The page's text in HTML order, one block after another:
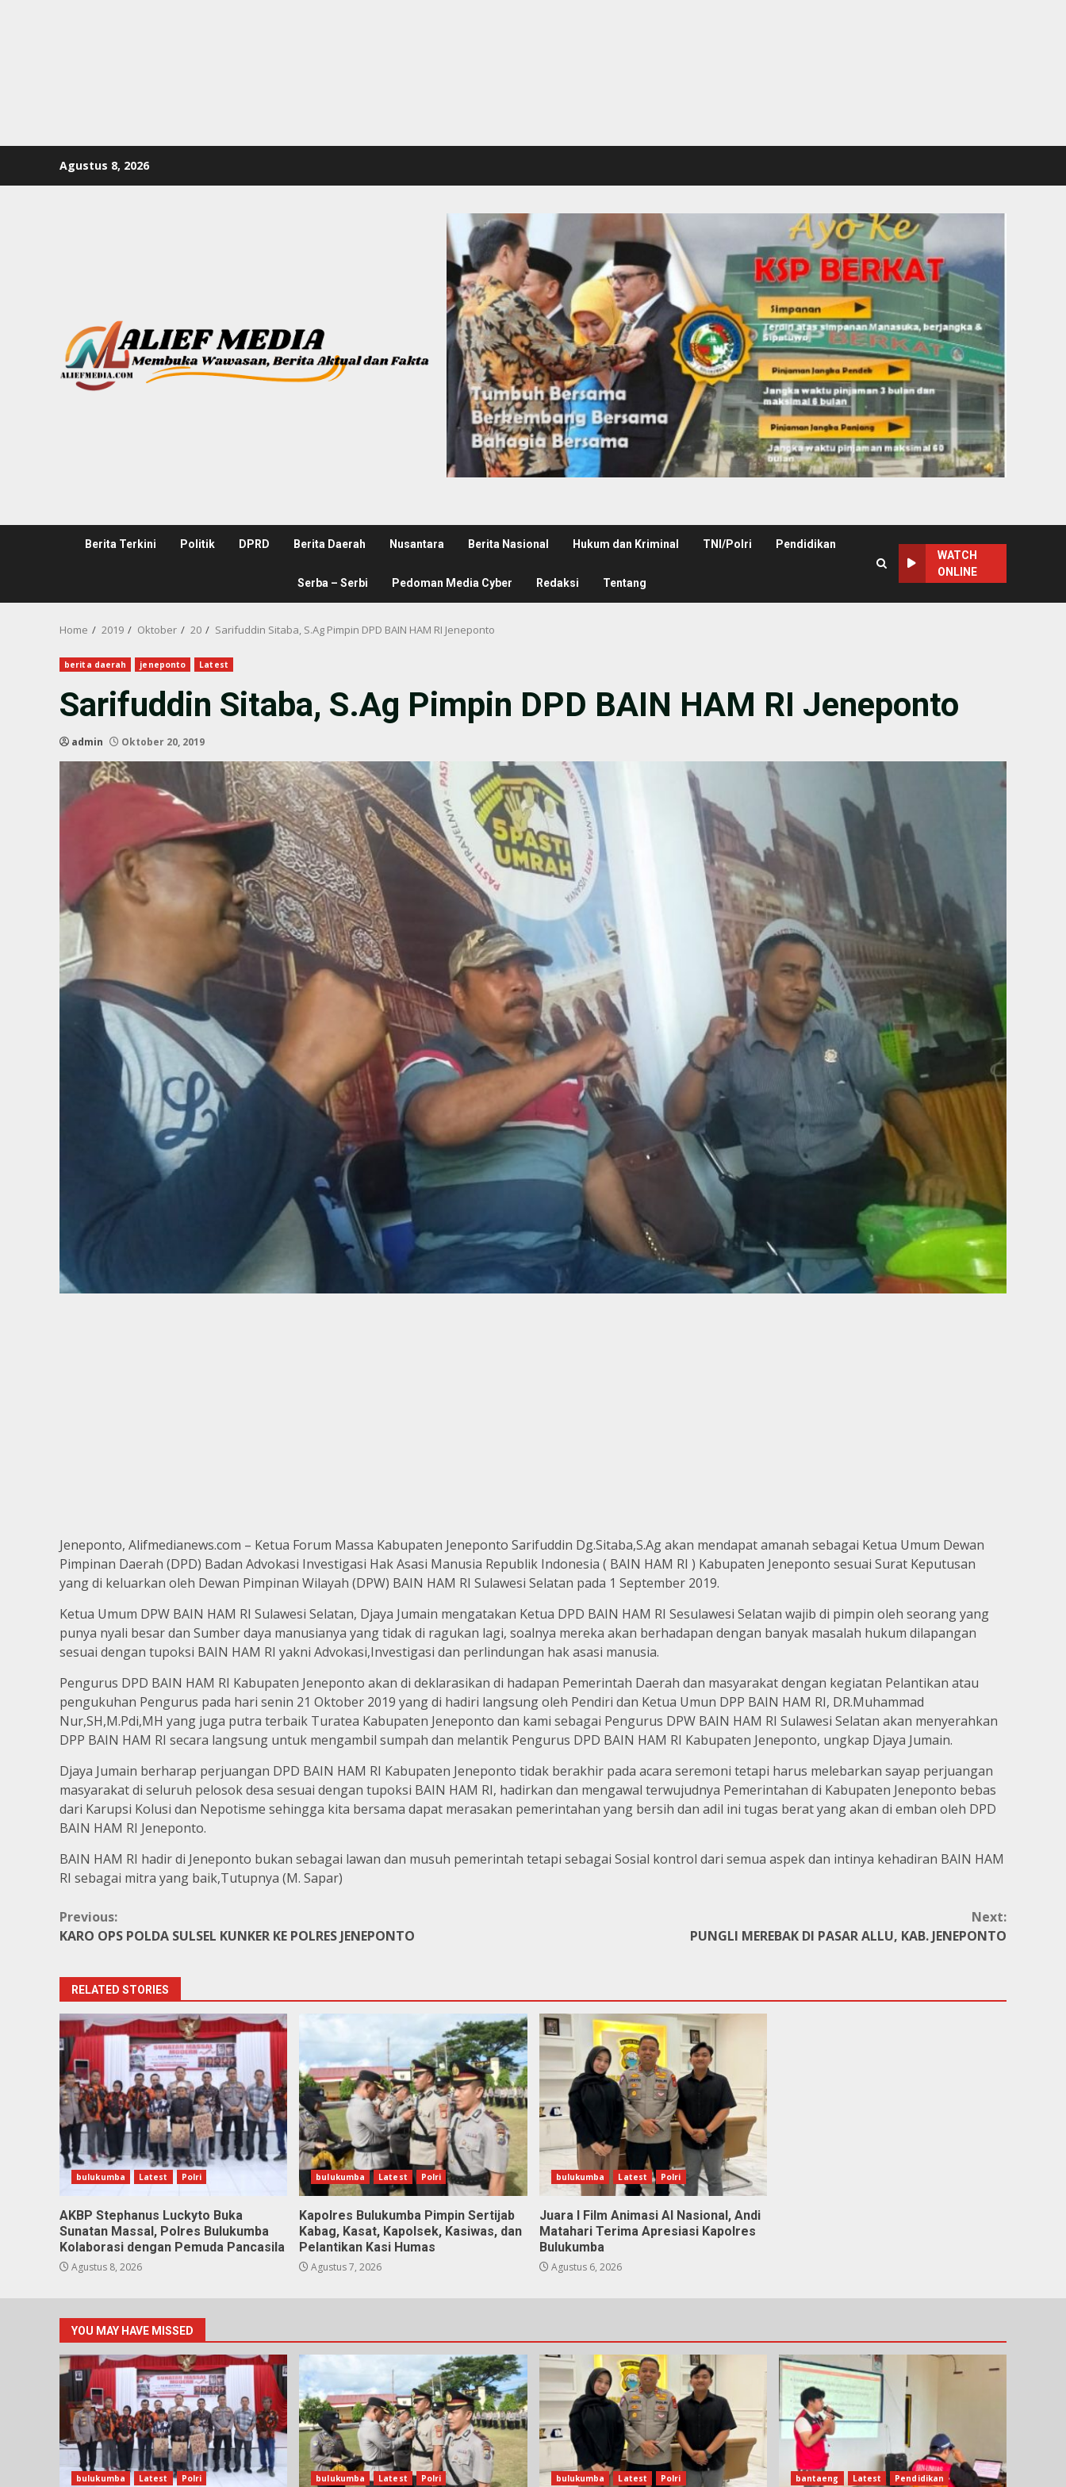
Agustus 8, 2026
Berita Terkini Politik DPRD Berita Daerah Nusantara Berita Nasional Hukum dan Kriminal TNI/Polri Pendidikan
Serba – Serbi Pedoman Media Cyber Redaksi Tentang
WATCH
ONLINE
Home 2019 Oktober 20 Sarifuddin Sitaba, S.Ag Pimpin DPD BAIN HAM RI Jeneponto
berita daerah jeneponto Latest
Sarifuddin Sitaba, S.Ag Pimpin DPD BAIN HAM RI Jeneponto
admin Oktober 20, 2019
Jeneponto, Alifmedianews.com – Ketua Forum Massa Kabupaten Jeneponto Sarifuddin Dg.Sitaba,S.Ag akan mendapat amanah sebagai Ketua Umum Dewan
Pimpinan Daerah (DPD) Badan Advokasi Investigasi Hak Asasi Manusia Republik Indonesia ( BAIN HAM RI ) Kabupaten Jeneponto sesuai Surat Keputusan
yang di keluarkan oleh Dewan Pimpinan Wilayah (DPW) BAIN HAM RI Sulawesi Selatan pada 1 September 2019.
Ketua Umum DPW BAIN HAM RI Sulawesi Selatan, Djaya Jumain mengatakan Ketua DPD BAIN HAM RI Sesulawesi Selatan wajib di pimpin oleh seorang yang
punya nyali besar dan Sumber daya manusianya yang tidak di ragukan lagi, soalnya mereka akan berhadapan dengan banyak masalah hukum dilapangan
sesuai dengan tupoksi BAIN HAM RI yakni Advokasi,Investigasi dan perlindungan hak asasi manusia.
Pengurus DPD BAIN HAM RI Kabupaten Jeneponto akan di deklarasikan di hadapan Pemerintah Daerah dan masyarakat dengan kegiatan Pelantikan atau
pengukuhan Pengurus pada hari senin 21 Oktober 2019 yang di hadiri langsung oleh Pendiri dan Ketua Umun DPP BAIN HAM RI, DR.Muhammad
Nur,SH,M.Pdi,MH yang juga putra terbaik Turatea Kabupaten Jeneponto dan kami sebagai Pengurus DPW BAIN HAM RI Sulawesi Selatan akan menyerahkan
DPP BAIN HAM RI secara langsung untuk mengambil sumpah dan melantik Pengurus DPD BAIN HAM RI Kabupaten Jeneponto, ungkap Djaya Jumain.
Djaya Jumain berharap perjuangan DPD BAIN HAM RI Kabupaten Jeneponto tidak berakhir pada acara seremoni tetapi harus melebarkan sayap perjuangan
masyarakat di seluruh pelosok desa sesuai dengan tupoksi BAIN HAM RI, hadirkan dan mengawal terwujudnya Pemerintahan di Kabupaten Jeneponto bebas
dari Karupsi Kolusi dan Nepotisme sehingga kita bersama dapat merasakan pemerintahan yang bersih dan adil ini tugas berat yang akan di emban oleh DPD
BAIN HAM RI Jeneponto.
BAIN HAM RI hadir di Jeneponto bukan sebagai lawan dan musuh pemerintah tetapi sebagai Sosial kontrol dari semua aspek dan intinya kehadiran BAIN HAM
RI sebagai mitra yang baik,Tutupnya (M. Sapar)
Continue
Previous:
KARO OPS POLDA SULSEL KUNKER KE POLRES JENEPONTO
Next:
PUNGLI MEREBAK DI PASAR ALLU, KAB. JENEPONTO
RELATED STORIES
bulukumba Latest Polri
AKBP Stephanus Luckyto Buka
Sunatan Massal, Polres Bulukumba
Kolaborasi dengan Pemuda Pancasila
Agustus 8, 2026
bulukumba Latest Polri
Kapolres Bulukumba Pimpin Sertijab
Kabag, Kasat, Kapolsek, Kasiwas, dan
Pelantikan Kasi Humas
Agustus 7, 2026
bulukumba Latest Polri
Juara I Film Animasi AI Nasional, Andi
Matahari Terima Apresiasi Kapolres
Bulukumba
Agustus 6, 2026
YOU MAY HAVE MISSED
bulukumba Latest Polri bulukumba Latest Polri bulukumba Latest Polri bantaeng Latest Pendidikan